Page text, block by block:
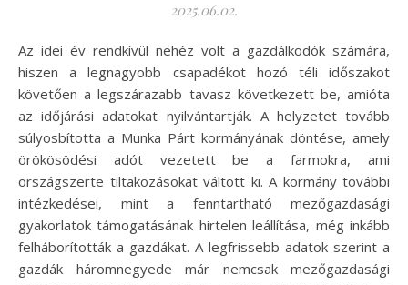
2025.06.02.
Az idei év rendkívül nehéz volt a gazdálkodók számára,
hiszen a legnagyobb csapadékot hozó téli időszakot
követően a legszárazabb tavasz következett be, amióta
az időjárási adatokat nyilvántartják. A helyzetet tovább
súlyosbította a Munka Párt kormányának döntése, amely
örökösödési adót vezetett be a farmokra, ami
országszerte tiltakozásokat váltott ki. A kormány további
intézkedései, mint a fenntartható mezőgazdasági
gyakorlatok támogatásának hirtelen leállítása, még inkább
felháborították a gazdákat. A legfrissebb adatok szerint a
gazdák háromnegyede már nemcsak mezőgazdasági